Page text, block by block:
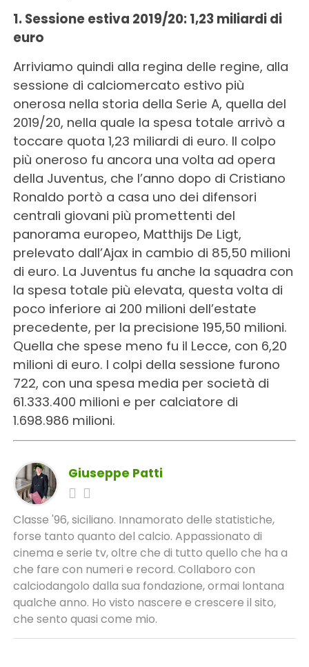
1. Sessione estiva 2019/20: 1,23 miliardi di
euro
Arriviamo quindi alla regina delle regine, alla
sessione di calciomercato estivo più
onerosa nella storia della Serie A, quella del
2019/20, nella quale la spesa totale arrivò a
toccare quota 1,23 miliardi di euro. Il colpo
più oneroso fu ancora una volta ad opera
della Juventus, che l’anno dopo di Cristiano
Ronaldo portò a casa uno dei difensori
centrali giovani più promettenti del
panorama europeo, Matthijs De Ligt,
prelevato dall’Ajax in cambio di 85,50 milioni
di euro. La Juventus fu anche la squadra con
la spesa totale più elevata, questa volta di
poco inferiore ai 200 milioni dell’estate
precedente, per la precisione 195,50 milioni.
Quella che spese meno fu il Lecce, con 6,20
milioni di euro. I colpi della sessione furono
722, con una spesa media per società di
61.333.400 milioni e per calciatore di
1.698.986 milioni.
Giuseppe Patti
Classe '96, siciliano. Innamorato delle statistiche,
forse tanto quanto del calcio. Appassionato di
cinema e serie tv, oltre che di tutto quello che ha a
che fare con numeri e record. Collaboro con
calciodangolo dalla sua fondazione, ormai lontana
qualche anno. Ho visto nascere e crescere il sito,
che sento quasi come mio.